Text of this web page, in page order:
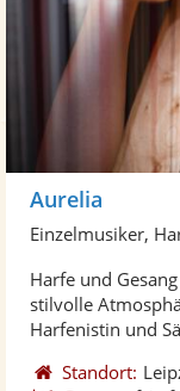
Aurelia
Einzelmusiker,
Harfe und
stilvolle
Harfenistin und
Standort: